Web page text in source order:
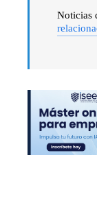
Noticias